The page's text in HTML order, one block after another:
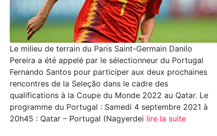
Le milieu de terrain du Paris Saint-Germain Danilo
Pereira a été appelé par le sélectionneur du Portugal
Fernando Santos pour participer aux deux prochaines
rencontres de la Seleção dans le cadre des
qualifications à la Coupe du Monde 2022 au Qatar. Le
programme du Portugal : Samedi 4 septembre 2021 à
20h45 : Qatar – Portugal (Nagyerdei lire la suite